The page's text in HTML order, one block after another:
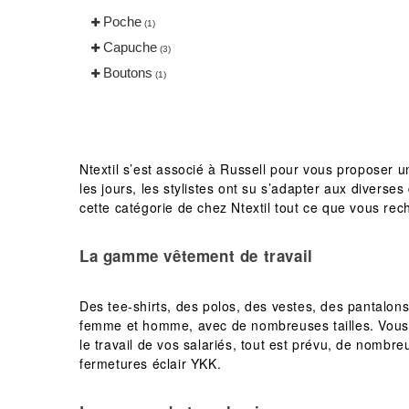
Tombo
VELILLA
VESTI
Poche (1)
Capuche (3)
Boutons (1)
Ntextil s’est associé à Russell pour vous proposer
les jours, les stylistes ont su s’adapter aux
cette catégorie de chez Ntextil tout ce que vous
La gamme vêtement de travail
Des tee-shirts, des polos, des vestes, des
femme et homme, avec de nombreuses tailles.
le travail de vos salariés, tout est prévu, de
fermetures éclair YKK.